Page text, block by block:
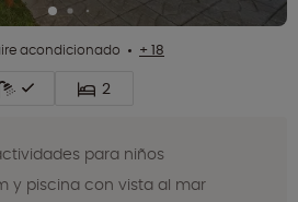
acondicionado + 18
2
para niños
y piscina con vista al mar